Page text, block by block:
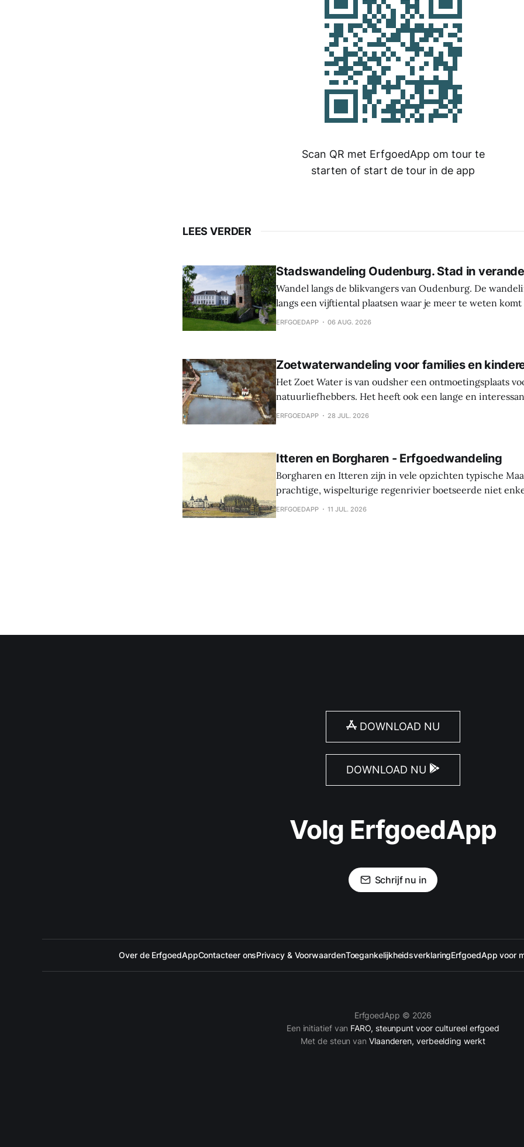
Scan QR met ErfgoedApp om tour te
starten of start de tour in de app
LEES VERDER
Stadswandeling Oudenburg. Stad in
Wandel langs de blikvangers van Oudenburg. De
langs een vijftiental plaatsen waar je meer te weten komt
geschiedenis, weetjes en toekomstplannen van de
ERFGOEDAPP 06 AUG. 2026
Zoetwaterwandeling voor families en
Het Zoet Water is van oudsher een ontmoetingsplaats
natuurliefhebbers. Het heeft ook een lange en
Hier werden sporen gevonden van bewoning en
ERFGOEDAPP 28 JUL. 2026
Itteren en Borgharen - Erfgoedwandeling
Borgharen en Itteren zijn in vele opzichten typische
prachtige, wispelturige regenrivier boetseerde niet
landschap, maar gaf ook mee vorm aan de levens van de
ERFGOEDAPP 11 JUL. 2026
DOWNLOAD NU
DOWNLOAD NU
Volg ErfgoedApp
Schrijf nu in
Over de ErfgoedAppContacteer onsPrivacy & VoorwaardenToegankelijkheidsverklaringErfgoedApp voor
ErfgoedApp © 2026
Een initiatief van FARO, steunpunt voor cultureel erfgoed
Met de steun van Vlaanderen, verbeelding werkt